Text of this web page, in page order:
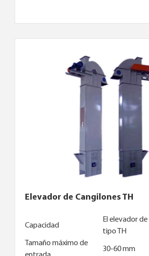
Elevador de Cangilones TH
Capacidad
El elevador
tipo TH
Tamaño máximo de
30-60 mm